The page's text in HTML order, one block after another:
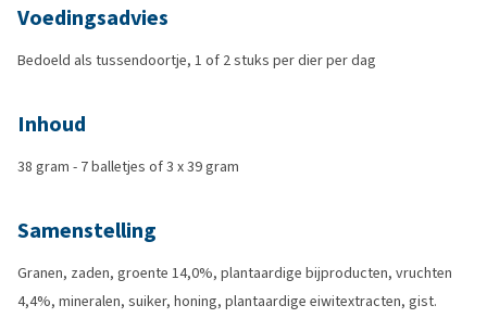
Voedingsadvies
Bedoeld als tussendoortje, 1 of 2 stuks per dier per dag
Inhoud
38 gram - 7 balletjes of 3 x 39 gram
Samenstelling
Granen, zaden, groente 14,0%, plantaardige bijproducten, vruchten
4,4%, mineralen, suiker, honing, plantaardige eiwitextracten, gist.